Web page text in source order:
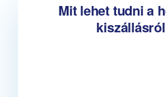
Mit lehet tudni a